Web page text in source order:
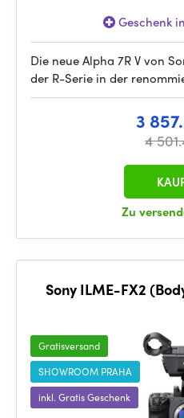
Geschenk
Die neue Alpha 7R V von
der R-Serie in der
3
4
Zu
Sony ILME-FX2
Gratisversand
SHOWROOM PRAHA
inkl. Gratis Geschenk